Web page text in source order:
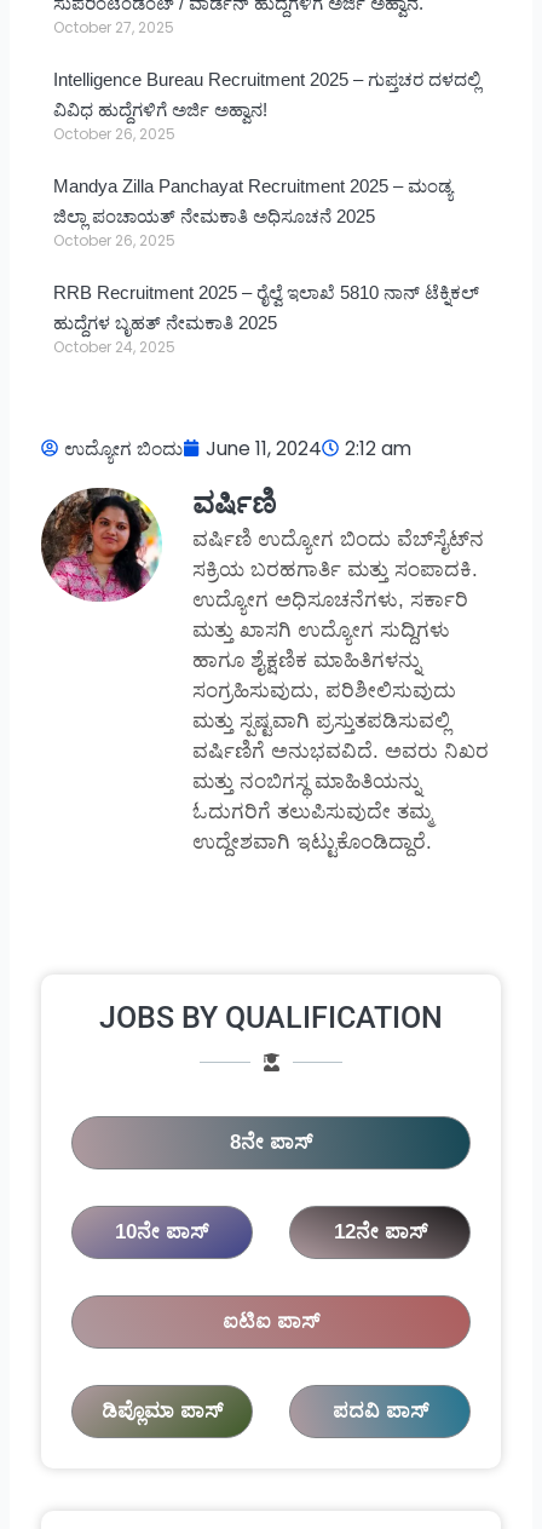
October 27, 2025
Intelligence Bureau Recruitment 2025 – ಗುಪ್ತಚರ ದಳದಲ್ಲಿ
ವಿವಿಧ ಹುದ್ದೆಗಳಿಗೆ ಅರ್ಜಿ ಅಹ್ವಾನ!
October 26, 2025
Mandya Zilla Panchayat Recruitment 2025 – ಮಂಡ್ಯ
ಜಿಲ್ಲಾ ಪಂಚಾಯತ್ ನೇಮಕಾತಿ ಅಧಿಸೂಚನೆ 2025
October 26, 2025
RRB Recruitment 2025 – ರೈಲ್ವೆ ಇಲಾಖೆ 5810 ನಾನ್ ಟೆಕ್ನಿಕಲ್
ಹುದ್ದೆಗಳ ಬೃಹತ್ ನೇಮಕಾತಿ 2025
October 24, 2025
ಉದ್ಯೋಗ ಬಿಂದು June 11, 2024 2:12 am
ವರ್ಷಿಣಿ
ವರ್ಷಿಣಿ ಉದ್ಯೋಗ ಬಿಂದು ವೆಬ್‌ಸೈಟ್‌ನ
ಸಕ್ರಿಯ ಬರಹಗಾರ್ತಿ ಮತ್ತು ಸಂಪಾದಕಿ.
ಉದ್ಯೋಗ ಅಧಿಸೂಚನೆಗಳು, ಸರ್ಕಾರಿ
ಮತ್ತು ಖಾಸಗಿ ಉದ್ಯೋಗ ಸುದ್ದಿಗಳು
ಹಾಗೂ ಶೈಕ್ಷಣಿಕ ಮಾಹಿತಿಗಳನ್ನು
ಸಂಗ್ರಹಿಸುವುದು, ಪರಿಶೀಲಿಸುವುದು
ಮತ್ತು ಸ್ಪಷ್ಟವಾಗಿ ಪ್ರಸ್ತುತಪಡಿಸುವಲ್ಲಿ
ವರ್ಷಿಣಿಗೆ ಅನುಭವವಿದೆ. ಅವರು ನಿಖರ
ಮತ್ತು ನಂಬಿಗಸ್ಥ ಮಾಹಿತಿಯನ್ನು
ಓದುಗರಿಗೆ ತಲುಪಿಸುವುದೇ ತಮ್ಮ
ಉದ್ದೇಶವಾಗಿ ಇಟ್ಟುಕೊಂಡಿದ್ದಾರೆ.
JOBS BY QUALIFICATION
8ನೇ ಪಾಸ್
10ನೇ ಪಾಸ್ 12ನೇ ಪಾಸ್
ಐಟಿಐ ಪಾಸ್
ಡಿಪ್ಲೊಮಾ ಪಾಸ್ ಪದವಿ ಪಾಸ್